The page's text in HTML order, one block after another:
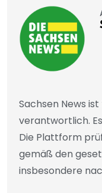
Sachsen News
verantwortlich.
Die Plattform
gemäß den
insbesondere